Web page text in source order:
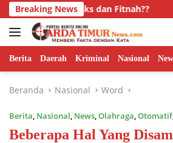
Langsung
ke
konten
Breaking News
Hoaks dan Fitnah?? Dinas
Berita Daerah Kriminal Nasional
Beranda Nasional Word
Berita, Nasional, News,Olahraga,Otomatif
Beberapa Hal Yang